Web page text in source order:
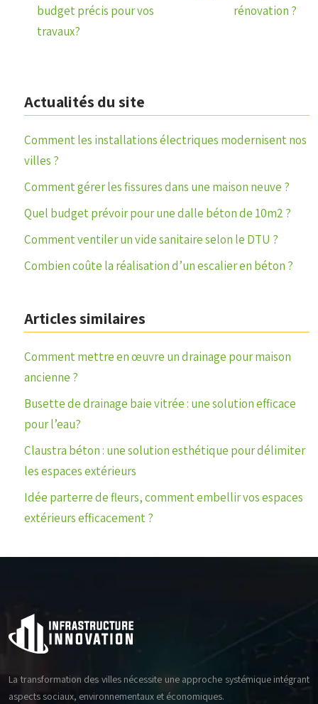
budget précis pour vos
travaux?
rénovation ?
Actualités du site
Comment les installations électriques modernisent nos
villes ?
Comment gérer les fissures dans une maison neuve ?
Quel budget prévoir pour une dalle béton de 10m2 ?
Comment ventiler un vide sanitaire selon le DTU ?
Combien coûte la réalisation d’un escalier en béton ?
Articles similaires
Comment mettre en œuvre un drainage pour maison
ancienne ?
Busette de drainage baie vitrée : une solution efficace
pour l’eau?
Claustra béton : une solution esthétique pour délimiter
les espaces extérieurs
Idée parterre de fleurs, comment embellir vos espaces
extérieurs efficacement ?
La transformation des villes nécessite une approche systémique intégrant
aspects sociaux, environnementaux et économiques.